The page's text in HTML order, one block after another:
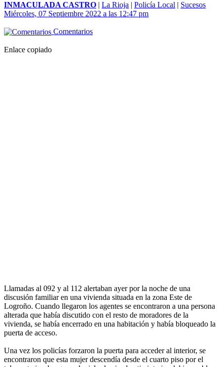
INMACULADA CASTRO | La Rioja | Policía Local | Sucesos
Miércoles, 07 Septiembre 2022 a las 12:47 pm
Comentarios
Enlace copiado
Llamadas al 092 y al 112 alertaban ayer por la noche de una
discusión familiar en una vivienda situada en la zona Este de
Logroño. Cuando llegaron los agentes se encontraron a una persona
alterada que había discutido con el resto de moradores de la
vivienda, se había encerrado en una habitación y había bloqueado la
puerta de acceso.
Una vez los policías forzaron la puerta para acceder al interior, se
encontraron que esta mujer descendía desde el cuarto piso por el